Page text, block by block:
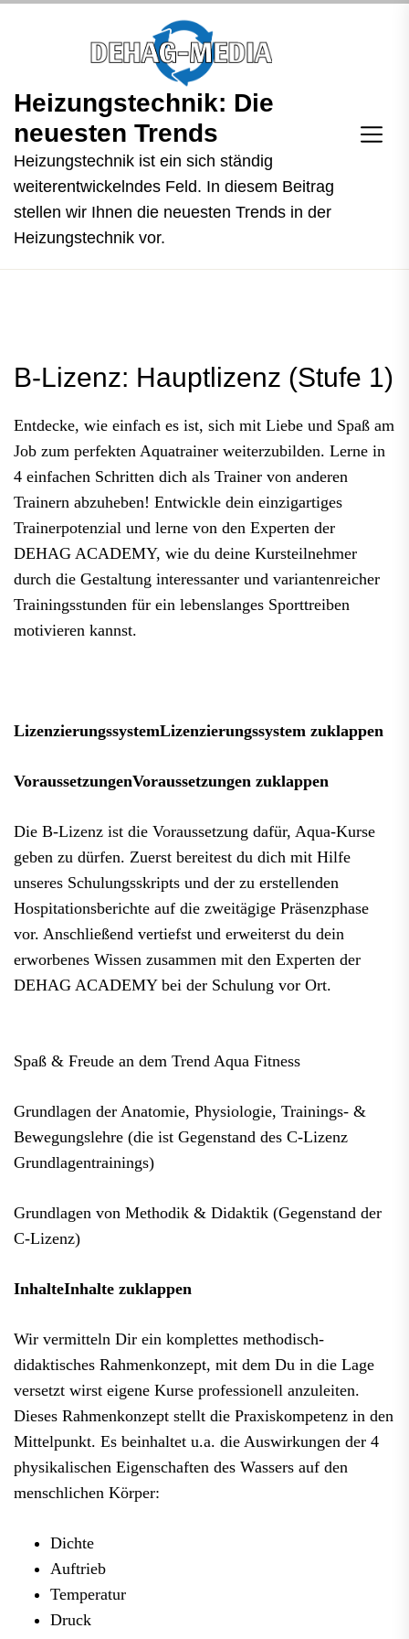
Heizungstechnik:
Die
neuesten
Trends
Heizungstechnik: Die
neuesten Trends
Heizungstechnik ist ein sich ständig
weiterentwickelndes Feld. In diesem Beitrag
stellen wir Ihnen die neuesten Trends in der
Heizungstechnik vor.
B-Lizenz: Hauptlizenz (Stufe 1)
Entdecke, wie einfach es ist, sich mit Liebe und Spaß am
Job zum perfekten Aquatrainer weiterzubilden. Lerne in
4 einfachen Schritten dich als Trainer von anderen
Trainern abzuheben! Entwickle dein einzigartiges
Trainerpotenzial und lerne von den Experten der
DEHAG ACADEMY, wie du deine Kursteilnehmer
durch die Gestaltung interessanter und variantenreicher
Trainingsstunden für ein lebenslanges Sporttreiben
motivieren kannst.
LizenzierungssystemLizenzierungssystem zuklappen
VoraussetzungenVoraussetzungen zuklappen
Die B-Lizenz ist die Voraussetzung dafür, Aqua-Kurse
geben zu dürfen. Zuerst bereitest du dich mit Hilfe
unseres Schulungsskripts und der zu erstellenden
Hospitationsberichte auf die zweitägige Präsenzphase
vor. Anschließend vertiefst und erweiterst du dein
erworbenes Wissen zusammen mit den Experten der
DEHAG ACADEMY bei der Schulung vor Ort.
Spaß & Freude an dem Trend Aqua Fitness
Grundlagen der Anatomie, Physiologie, Trainings- &
Bewegungslehre (die ist Gegenstand des C-Lizenz
Grundlagentrainings)
Grundlagen von Methodik & Didaktik (Gegenstand der
C-Lizenz)
InhalteInhalte zuklappen
Wir vermitteln Dir ein komplettes methodisch-
didaktisches Rahmenkonzept, mit dem Du in die Lage
versetzt wirst eigene Kurse professionell anzuleiten.
Dieses Rahmenkonzept stellt die Praxiskompetenz in den
Mittelpunkt. Es beinhaltet u.a. die Auswirkungen der 4
physikalischen Eigenschaften des Wassers auf den
menschlichen Körper:
Dichte
Auftrieb
Temperatur
Druck